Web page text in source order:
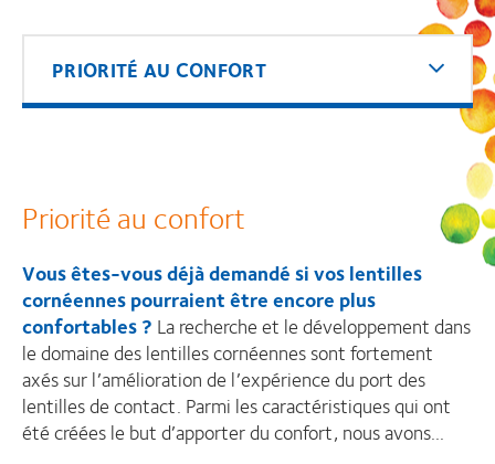
PRIORITÉ AU CONFORT
Priorité au confort
Vous êtes-vous déjà demandé si vos lentilles
cornéennes pourraient être encore plus
confortables ? La recherche et le développement dans
le domaine des lentilles cornéennes sont fortement
axés sur l’amélioration de l’expérience du port des
lentilles de contact. Parmi les caractéristiques qui ont
été créées le but d’apporter du confort, nous avons...